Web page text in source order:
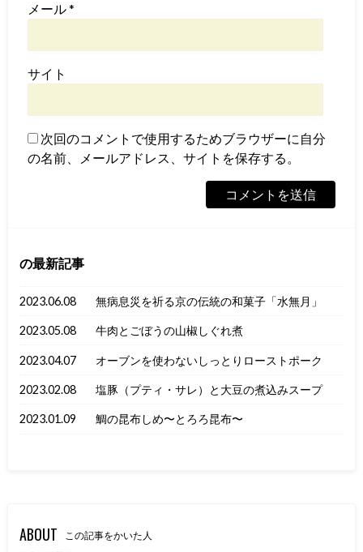
メール*
サイト
次回のコメントで使用するためブラウザーに自分
の名前、メールアドレス、サイトを保存する。
の最新記事
2023.06.08 無病息災を祈る京の伝統の和菓子「水無月」
2023.05.08 牛肉とごぼうの山椒しぐれ煮
2023.04.07 オーブンを使わないしっとりローストポーク
2023.02.08 塩豚（プティ・サレ）と大豆の煮込みスープ
2023.01.09 鯛の昆布しめ〜とろろ昆布〜
ABOUT この記事をかいた人